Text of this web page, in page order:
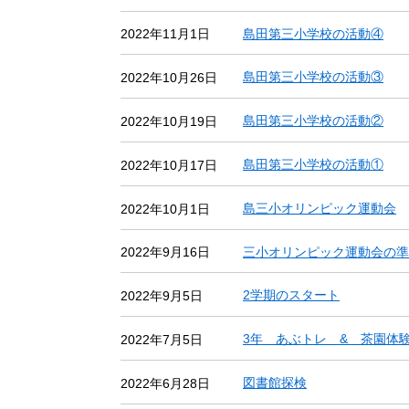
2022年11月1日 島田第三小学校の活動④
2022年10月26日 島田第三小学校の活動③
2022年10月19日 島田第三小学校の活動②
2022年10月17日 島田第三小学校の活動①
2022年10月1日 島三小オリンピック運動会
2022年9月16日 三小オリンピック運動会の
2022年9月5日 2学期のスタート
2022年7月5日 3年 あぶトレ & 茶園体
2022年6月28日 図書館探検